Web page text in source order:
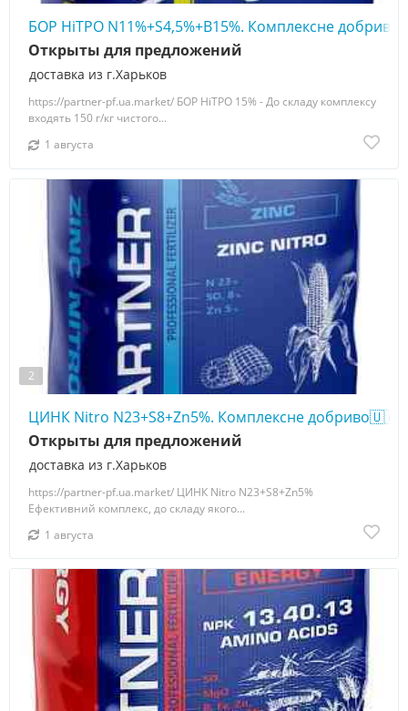
БОР НіТРО N11%+S4,5%+B15%. Комплексне
доставка из г.Харьков
Открыты для предложений
https://partner-pf.ua.market/ БОР НіТРО 15% - До складу комплексу
входять 150 г/кг чистого...
1 августа
2
ЦИНК Nitro N23+S8+Zn5%. Комплексне добриво🇺🇦
доставка из г.Харьков
Открыты для предложений
https://partner-pf.ua.market/ ЦИНК Nitro N23+S8+Zn5%
Ефективний комплекс, до складу якого...
1 августа